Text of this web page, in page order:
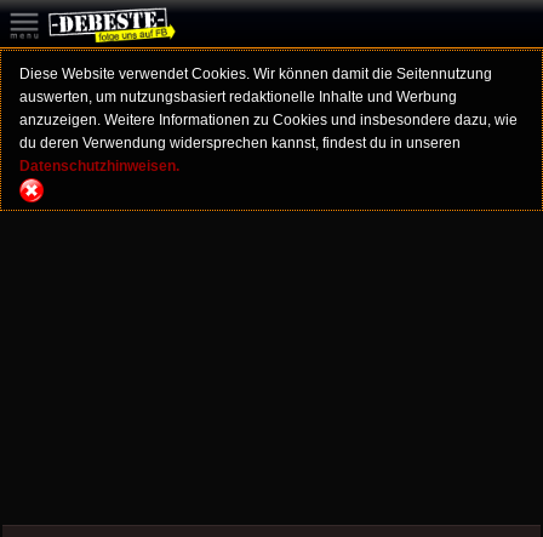
Diese Website verwendet Cookies. Wir können damit die Seitennutzung
auswerten, um nutzungsbasiert redaktionelle Inhalte und Werbung
anzuzeigen. Weitere Informationen zu Cookies und insbesondere dazu, wie
du deren Verwendung widersprechen kannst, findest du in unseren
Datenschutzhinweisen.